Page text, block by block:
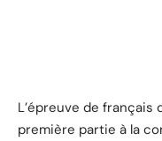
L’épreuve de français
première partie à la